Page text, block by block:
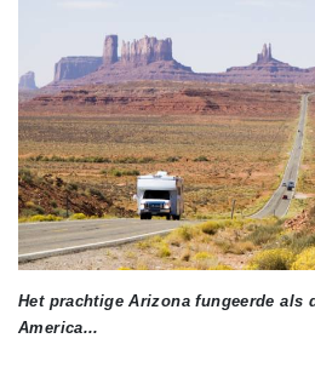
Het prachtige Arizona fungeerde als
America...